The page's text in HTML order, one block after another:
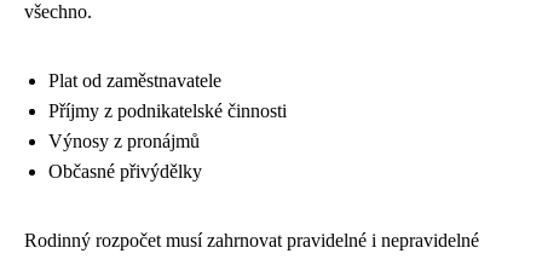
všechno.
Plat od zaměstnavatele
Příjmy z podnikatelské činnosti
Výnosy z pronájmů
Občasné přivýdělky
Rodinný rozpočet musí zahrnovat pravidelné i nepravidelné